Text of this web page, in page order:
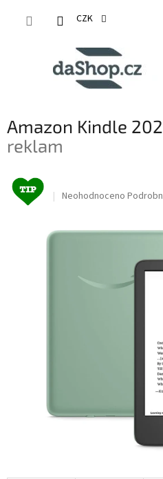
CZK
Amazon Kindle
reklam
Průměrné
je
Neohodnoceno